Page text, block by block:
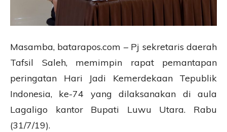
Masamba, batarapos.com – Pj sekretaris daerah
Tafsil Saleh, memimpin rapat pemantapan
peringatan Hari Jadi Kemerdekaan Tepublik
Indonesia, ke-74 yang dilaksanakan di aula
Lagaligo kantor Bupati Luwu Utara. Rabu
(31/7/19).